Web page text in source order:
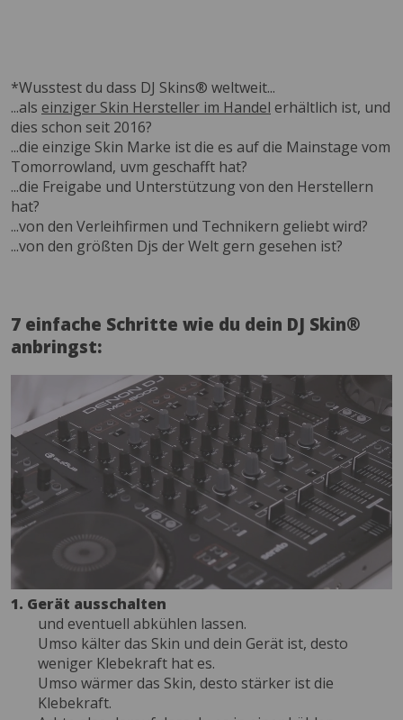
*Wusstest du dass DJ Skins® weltweit...
...als einziger Skin Hersteller im Handel erhältlich ist, und
dies schon seit 2016?
...die einzige Skin Marke ist die es auf die Mainstage vom
Tomorrowland, uvm geschafft hat?
...die Freigabe und Unterstützung von den Herstellern
hat?
...von den Verleihfirmen und Technikern geliebt wird?
...von den größten Djs der Welt gern gesehen ist?
7 einfache Schritte wie du dein DJ Skin®
anbringst:
1. Gerät ausschalten
und eventuell abkühlen lassen.
Umso kälter das Skin und dein Gerät ist, desto
weniger Klebekraft hat es.
Umso wärmer das Skin, desto stärker ist die
Klebekraft.